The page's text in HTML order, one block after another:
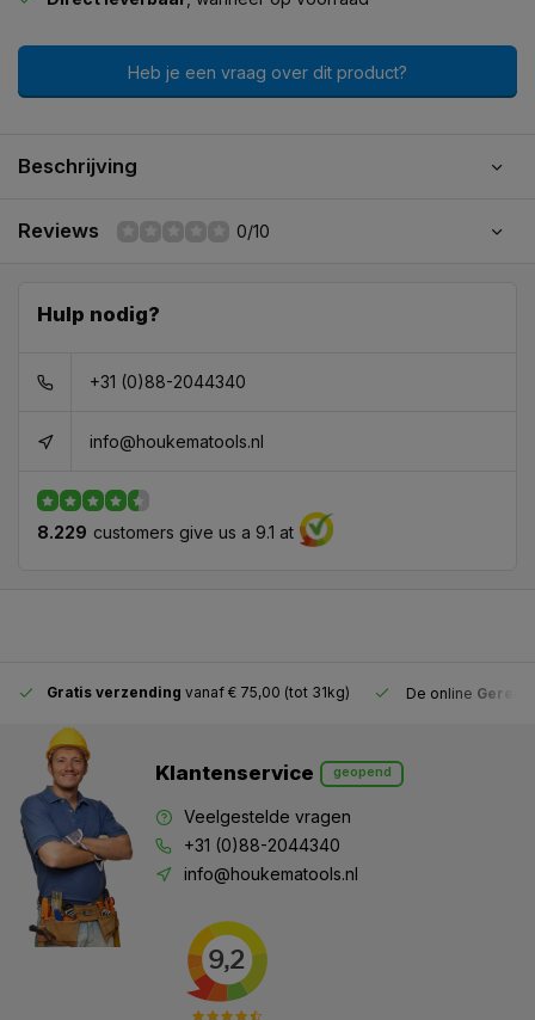
Heb je een vraag over dit product?
Beschrijving
Reviews 0/10
Hulp nodig?
+31 (0)88-2044340
info@houkematools.nl
8.229 customers give us a 9.1 at
Gratis verzending vanaf € 75,00 (tot 31kg) De online
Klantenservice geopend
Veelgestelde vragen
+31 (0)88-2044340
info@houkematools.nl